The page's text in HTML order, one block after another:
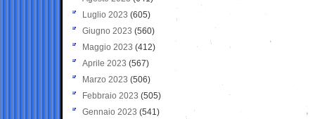
Luglio 2023 (605)
Giugno 2023 (560)
Maggio 2023 (412)
Aprile 2023 (567)
Marzo 2023 (506)
Febbraio 2023 (505)
Gennaio 2023 (541)